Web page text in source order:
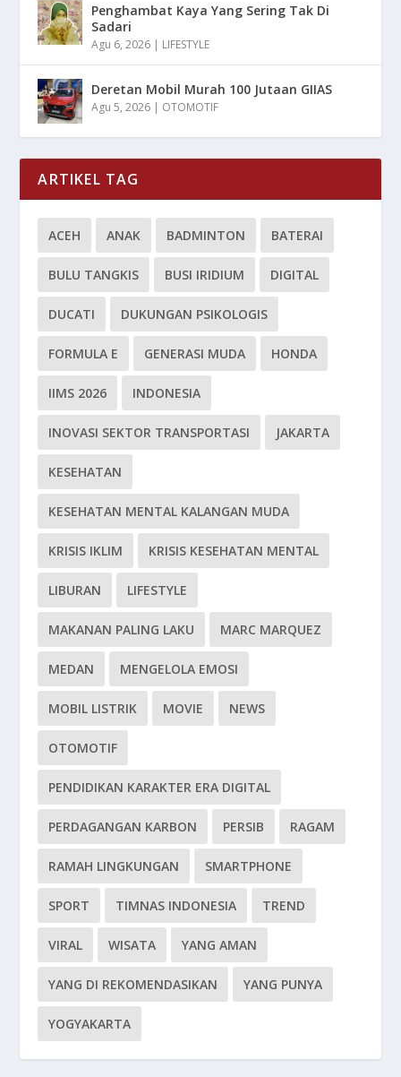
Penghambat Kaya Yang Sering Tak Di
Sadari
Agu 6, 2026 | LIFESTYLE
Deretan Mobil Murah 100 Jutaan GIIAS
Agu 5, 2026 | OTOMOTIF
ARTIKEL TAG
ACEH ANAK BADMINTON BATERAI
BULU TANGKIS BUSI IRIDIUM DIGITAL
DUCATI DUKUNGAN PSIKOLOGIS
FORMULA E GENERASI MUDA HONDA
IIMS 2026 INDONESIA
INOVASI SEKTOR TRANSPORTASI JAKARTA
KESEHATAN
KESEHATAN MENTAL KALANGAN MUDA
KRISIS IKLIM KRISIS KESEHATAN MENTAL
LIBURAN LIFESTYLE
MAKANAN PALING LAKU MARC MARQUEZ
MEDAN MENGELOLA EMOSI
MOBIL LISTRIK MOVIE NEWS
OTOMOTIF
PENDIDIKAN KARAKTER ERA DIGITAL
PERDAGANGAN KARBON PERSIB RAGAM
RAMAH LINGKUNGAN SMARTPHONE
SPORT TIMNAS INDONESIA TREND
VIRAL WISATA YANG AMAN
YANG DI REKOMENDASIKAN YANG PUNYA
YOGYAKARTA